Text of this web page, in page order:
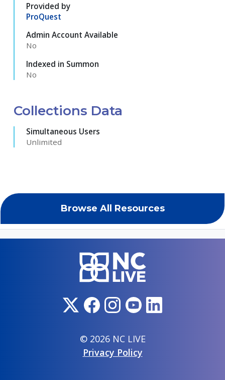
Browse All Resources
Provided by
ProQuest
Admin Account Available
No
Indexed in Summon
No
Collections Data
Simultaneous Users
Unlimited
© 2026 NC LIVE
Privacy Policy